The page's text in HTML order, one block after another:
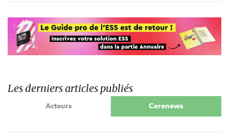
Les derniers articles publiés
Acteurs Carenews